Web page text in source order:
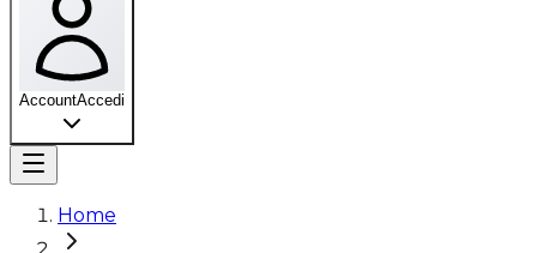
AccountAccedi
Home